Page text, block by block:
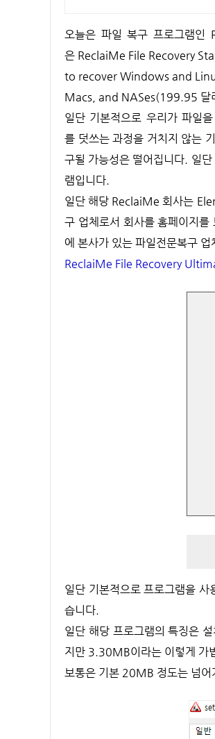
오늘은 파일 복구 프로그램인 ReclaiMe File Recovery Ultimate에 대해 글을 적어 보겠습니다. 일단 해당 프로그램
은 ReclaiMe File Recovery
to recover Windows and
Macs, and NASes(199.95 달
일단 기본적으로 우리가 파일
를 덧쓰는 과정을 거치지 않는
구될 가능성은 떨어집니다. 일
램입니다.
일단 해당 ReclaiMe 회사는
구 업체로서 회사를 홈페이지
에 본사가 있는 파일전문복구 업
ReclaiMe File Recovery
일단 기본적으로 프로그램을 사용하려고 하면 기본적으로 메모리는 6GB 이상은 있어야 프로그램을 사용하는 데 문제가 없
습니다.
일단 해당 프로그램의 특징은
지만 3.30MB이라는 이렇게 가
보통은 기본 20MB 정도는 넘어